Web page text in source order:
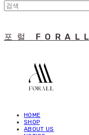
포럴 FORALL
HOME
SHOP
ABOUT US